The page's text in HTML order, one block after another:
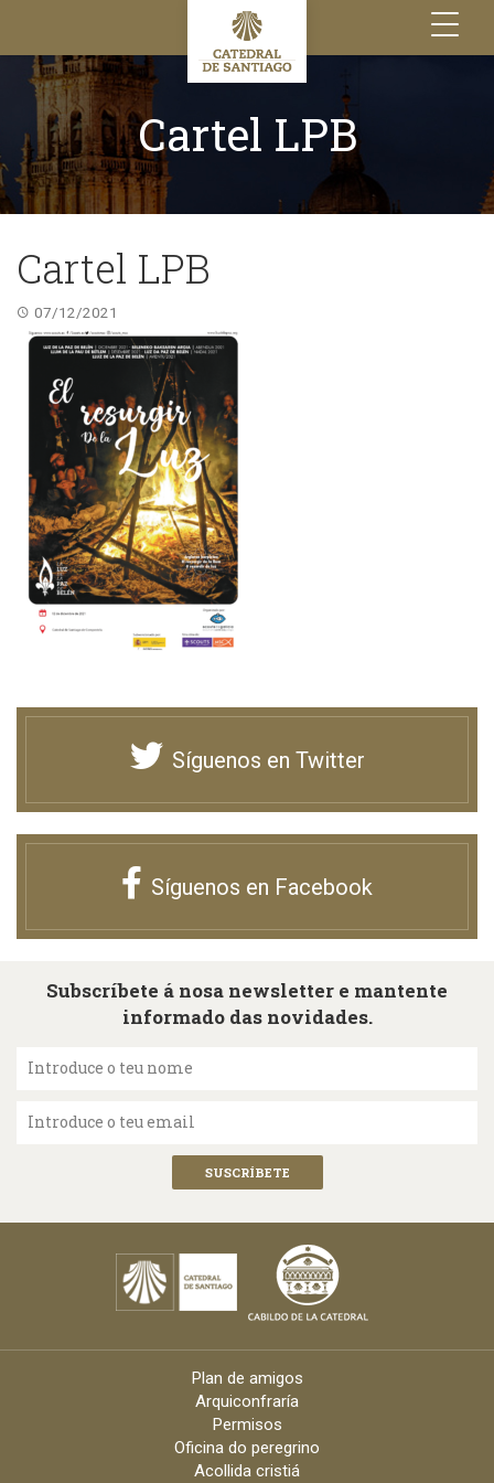
Toggle
navigation
Cartel LPB
Cartel LPB
07/12/2021
Síguenos en Twitter
Síguenos en Facebook
Subscríbete á nosa newsletter e mantente
informado das novidades.
Introduce o teu nome
Introduce o teu email
Plan de amigos
Arquiconfraría
Permisos
Oficina do peregrino
Acollida cristiá